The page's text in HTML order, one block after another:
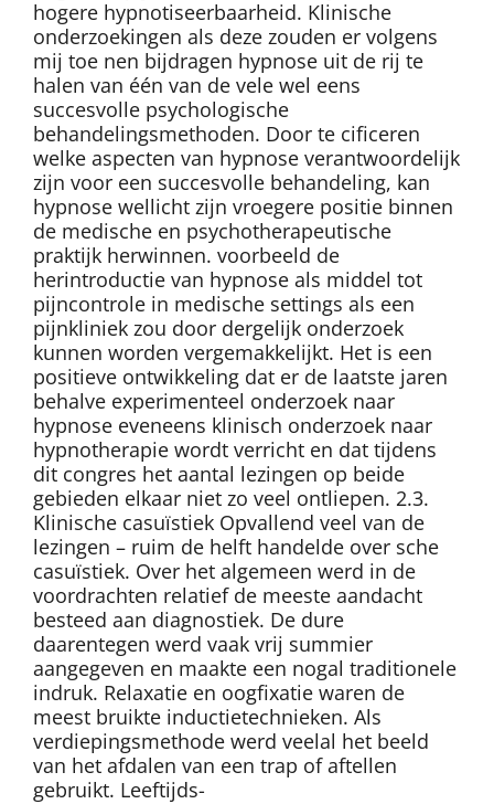
hogere hypnotiseerbaarheid. Klinische
onderzoekingen als deze zouden er volgens
mij toe nen bijdragen hypnose uit de rij te
halen van één van de vele wel eens
succesvolle psychologische
behandelingsmethoden. Door te cificeren
welke aspecten van hypnose verantwoordelijk
zijn voor een succesvolle behandeling, kan
hypnose wellicht zijn vroegere positie binnen
de medische en psychotherapeutische
praktijk herwinnen. voorbeeld de
herintroductie van hypnose als middel tot
pijncontrole in medische settings als een
pijnkliniek zou door dergelijk onderzoek
kunnen worden vergemakkelijkt. Het is een
positieve ontwikkeling dat er de laatste jaren
behalve experimenteel onderzoek naar
hypnose eveneens klinisch onderzoek naar
hypnotherapie wordt verricht en dat tijdens
dit congres het aantal lezingen op beide
gebieden elkaar niet zo veel ontliepen. 2.3.
Klinische casuïstiek Opvallend veel van de
lezingen – ruim de helft handelde over sche
casuïstiek. Over het algemeen werd in de
voordrachten relatief de meeste aandacht
besteed aan diagnostiek. De dure
daarentegen werd vaak vrij summier
aangegeven en maakte een nogal traditionele
indruk. Relaxatie en oogfixatie waren de
meest bruikte inductietechnieken. Als
verdiepingsmethode werd veelal het beeld
van het afdalen van een trap of aftellen
gebruikt. Leeftijds-